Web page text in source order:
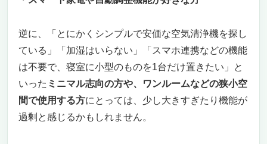
逆に、「とにかくシンプルで安価な空気清浄機を探し
ている」「加湿はいらない」「スマホ連携などの機能
は不要で、寝室に小型のものを1台だけ置きたい」と
いった ミニマル志向の方や、ワンルームなどの狭小空
間で使用する方にとっては、少し大きすぎたり機能が
過剰と感じるかもしれません。